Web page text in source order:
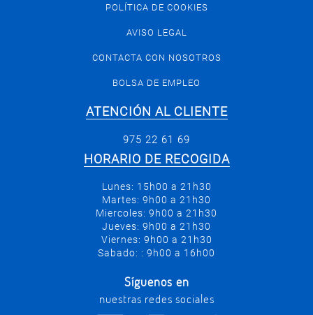
POLÍTICA DE COOKIES
AVISO LEGAL
CONTACTA CON NOSOTROS
BOLSA DE EMPLEO
ATENCIÓN AL CLIENTE
975 22 61 69
HORARIO DE RECOGIDA
Lunes: 15h00 a 21h30
Martes: 9h00 a 21h30
Miercoles: 9h00 a 21h30
Jueves: 9h00 a 21h30
Viernes: 9h00 a 21h30
Sabado: : 9h00 a 16h00
Síguenos en
nuestras redes sociales